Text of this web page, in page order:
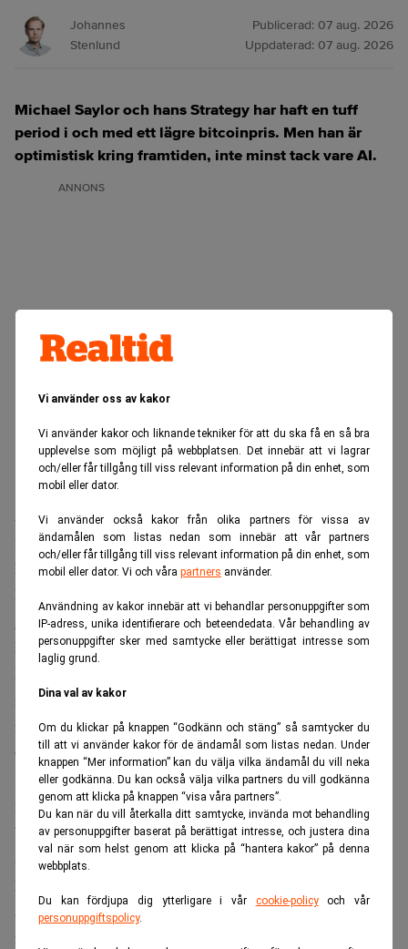
Vi använder oss av kakor
Vi använder kakor och liknande tekniker för att du ska få en så bra
upplevelse som möjligt på webbplatsen. Det innebär att vi lagrar
och/eller får tillgång till viss relevant information på din enhet, som
mobil eller dator.
Vi använder också kakor från olika partners för vissa av
ändamålen som listas nedan som innebär att vår partners
och/eller får tillgång till viss relevant information på din enhet, som
mobil eller dator. Vi och våra partners använder.
Användning av kakor innebär att vi behandlar personuppgifter som
IP-adress, unika identifierare och beteendedata. Vår behandling av
personuppgifter sker med samtycke eller berättigat intresse som
laglig grund.
Dina val av kakor
Om du klickar på knappen “Godkänn och stäng” så samtycker du
till att vi använder kakor för de ändamål som listas nedan. Under
knappen “Mer information” kan du välja vilka ändamål du vill neka
eller godkänna. Du kan också välja vilka partners du vill godkänna
genom att klicka på knappen “visa våra partners”.
Du kan när du vill återkalla ditt samtycke, invända mot behandling
av personuppgifter baserat på berättigat intresse, och justera dina
val när som helst genom att klicka på “hantera kakor” på denna
webbplats.
Du kan fördjupa dig ytterligare i vår cookie-policyoch vår
personuppgiftspolicy.
Johannes
Stenlund
Publicerad: 07 aug. 2026
Uppdaterad: 07 aug. 2026
Michael Saylor och hans Strategy har haft en tuff
period i och med ett lägre bitcoinpris. Men han är
optimistisk kring framtiden, inte minst tack vare AI.
ANNONS
AI är ett verktyg för att skapa nya lösningar – inte något
människor ska försöka konkurrera med genom att arbeta
hårdare.
Det budskapet framför kryptomiljardären
grundare och styrelseordförande i Strategy, tidigare
MicroStrategy.
I en intervju berättar Saylor att bolaget använde ChatGPT
när det tog fram en ny typ av preferensaktie kopplad till
företagets satsning på bitcoin.
Gäller att formulera nya problem
Konstruktionen gjorde det möjligt att resa omkring 15
miljarder dollar, drygt 140 miljarder kronor, genom en
börsnotering och efterföljande kapitalanskaffningar,
skriverFortune.
Enligt Saylor spelade AI en avgörande roll i utformningen
av upplägget, som enligt honom saknade tydliga
föregångare på marknaden.